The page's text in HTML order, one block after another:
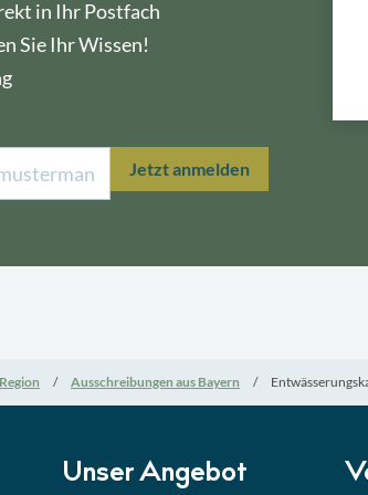
in Ihr Postfach
Sie Ihr Wissen!
Jetzt anmelden
Region Ausschreibungen aus Bayern
Unser Angebot